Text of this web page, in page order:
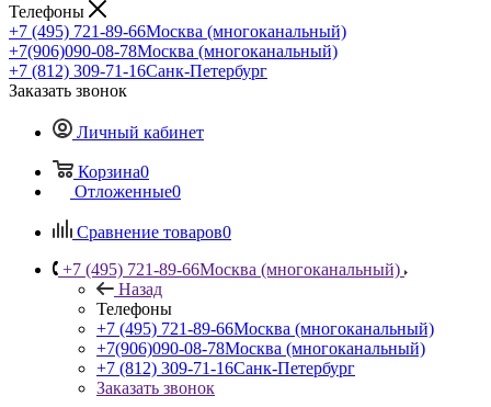
Телефоны
+7 (495) 721-89-66Москва (многоканальный)
+7(906)090-08-78Москва (многоканальный)
+7 (812) 309-71-16Санк-Петербург
Заказать звонок
Личный кабинет
Корзина0
Отложенные0
Сравнение товаров0
+7 (495) 721-89-66Москва (многоканальный)
Назад
Телефоны
+7 (495) 721-89-66Москва (многоканальный)
+7(906)090-08-78Москва (многоканальный)
+7 (812) 309-71-16Санк-Петербург
Заказать звонок